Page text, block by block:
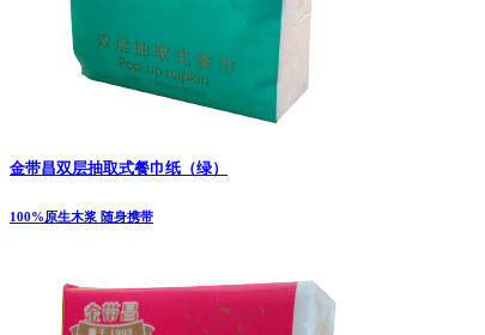
金带昌双层抽取式餐巾纸（绿）
100%原生木浆 随身携带